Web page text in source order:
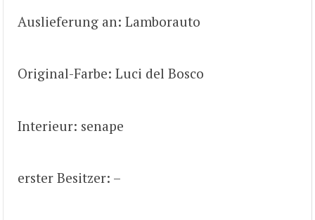
Auslieferung an: Lamborauto
Original-Farbe: Luci del Bosco
Interieur: senape
erster Besitzer: –